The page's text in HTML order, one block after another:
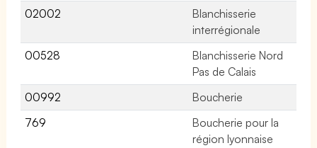
02002
Blanchisserie
interrégionale
00528
Blanchisserie Nord
Pas de Calais
00992 Boucherie
769
Boucherie pour la
région lyonnaise